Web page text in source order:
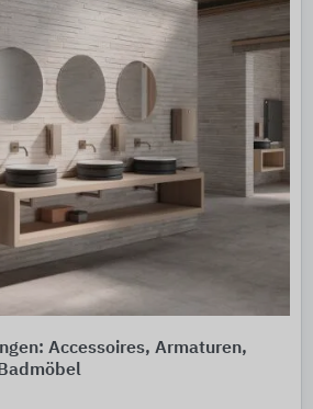
Accessoires, Armaturen,